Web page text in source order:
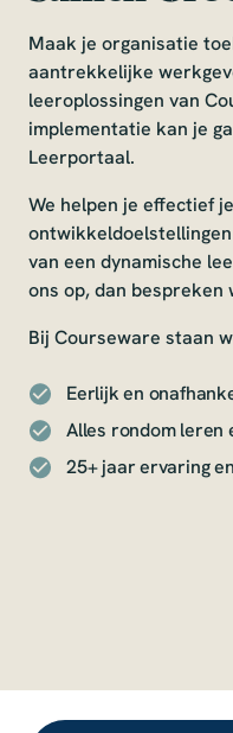
Maak je organisatie
aantrekkelijke
leeroplossingen van
implementatie kan je
Leerportaal.
We helpen je effectief
van een dynamische
ons op, dan bespreken
Bij Courseware staan
Eerlijk en
Alles rondom leren
25+ jaar ervaring